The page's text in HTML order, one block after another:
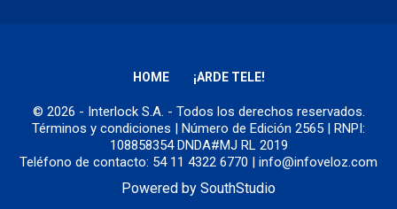
HOME ¡ARDE TELE!
© 2026 - Interlock S.A. - Todos los derechos reservados.
Términos y condiciones | Número de Edición 2565 | RNPI:
108858354 DNDA#MJ RL 2019
Teléfono de contacto: 54 11 4322 6770 | info@infoveloz.com
Powered by SouthStudio